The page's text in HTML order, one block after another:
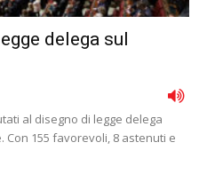
delega sul
al disegno di legge delega
155 favorevoli, 8 astenuti e